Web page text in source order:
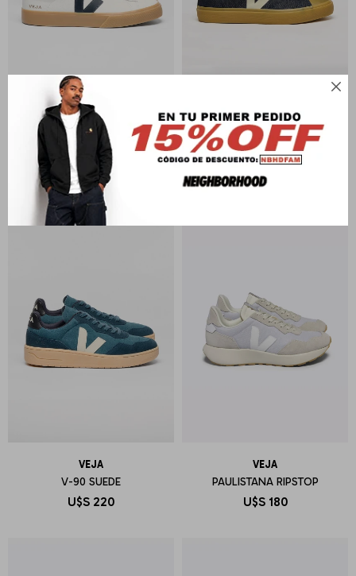

VEJA
ZAPATILLA CAMPO
U$S 200
VEJA
WATA II LOW DENIM
U$S 180
VEJA
V-90 SUEDE
U$S 220
VEJA
PAULISTANA RIPSTOP
U$S 180